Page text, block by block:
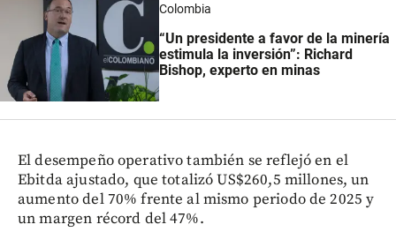
Colombia
“Un presidente a favor de la minería
estimula la inversión”: Richard
Bishop, experto en minas
El desempeño operativo también se reflejó en el
Ebitda ajustado, que totalizó US$260,5 millones, un
aumento del 70% frente al mismo periodo de 2025 y
un margen récord del 47%.